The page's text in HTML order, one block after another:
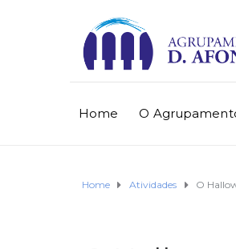
Home O
Home Atividades O